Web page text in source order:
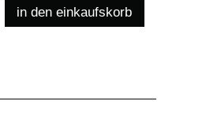
in den einkaufskorb